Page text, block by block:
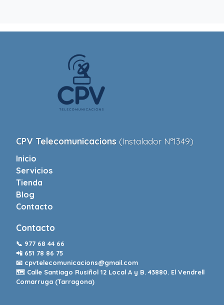
CPV Telecomunicacions (Instalador Nº1349)
Inicio
Servicios
Tienda
Blog
Contacto
Contacto
📞 977 68 44 66
📲 651 78 86 75
📧 cpvtelecomunicacions@gmail.com
🗺️ Calle Santiago Rusiñol 12 Local A y B. 43880. El Vendrell
Comarruga (Tarragona)